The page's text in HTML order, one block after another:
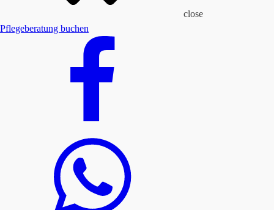
close
Pflegeberatung buchen